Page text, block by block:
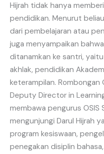
Hijrah tidak hanya
pendidikan. Menurut
dari pembelajaran atau
juga menyampaikan
ditanamkan ke santri,
akhlak, pendidikan
keterampilan. Rombongan
Deputy Director in
membawa pengurus OSIS
mengunjungi Darul Hijrah
program kesiswaan,
penegakan disiplin